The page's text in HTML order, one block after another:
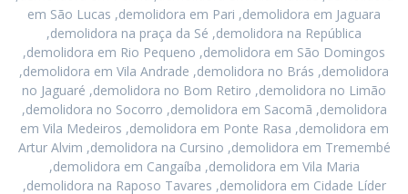
em São Lucas ,demolidora em Pari ,demolidora em Jaguara
,demolidora na praça da Sé ,demolidora na República
,demolidora em Rio Pequeno ,demolidora em São Domingos
,demolidora em Vila Andrade ,demolidora no Brás ,demolidora
no Jaguaré ,demolidora no Bom Retiro ,demolidora no Limão
,demolidora no Socorro ,demolidora em Sacomã ,demolidora
em Vila Medeiros ,demolidora em Ponte Rasa ,demolidora em
Artur Alvim ,demolidora na Cursino ,demolidora em Tremembé
,demolidora em Cangaíba ,demolidora em Vila Maria
,demolidora na Raposo Tavares ,demolidora em Cidade Líder